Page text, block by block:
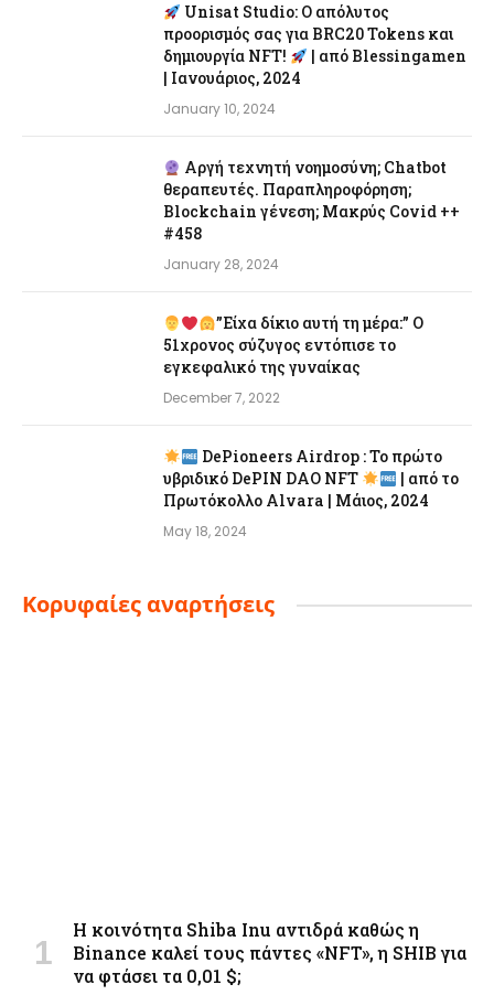
Unisat Studio: Ο απόλυτος
προορισμός σας για BRC20 Tokens και
δημιουργία NFT!
| από Blessingamen
| Ιανουάριος, 2024
January 10, 2024
Αργή τεχνητή νοημοσύνη; Chatbot
θεραπευτές. Παραπληροφόρηση;
Blockchain γένεση; Μακρύς Covid ++
#458
January 28, 2024
”Είχα δίκιο αυτή τη μέρα:” Ο
51χρονος σύζυγος εντόπισε το
εγκεφαλικό της γυναίκας
December 7, 2022
DePioneers Airdrop : Το πρώτο
υβριδικό DePIN DAO NFT
| από το
Πρωτόκολλο Alvara | Μάιος, 2024
May 18, 2024
Κορυφαίες αναρτήσεις
Η κοινότητα Shiba Inu αντιδρά καθώς η
Binance καλεί τους πάντες «NFT», η SHIB για
να φτάσει τα 0,01 $;